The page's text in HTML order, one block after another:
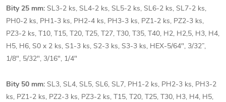
Bity 25 mm: SL3-2 ks, SL4-2 ks, SL5-2 ks, SL6-2 ks, SL7-2 ks,
PH0-2 ks, PH1-3 ks, PH2-4 ks, PH3-3 ks, PZ1-2 ks, PZ2-3 ks,
PZ3-2 ks, T10, T15, T20, T25, T27, T30, T35, T40, H2, H2,5, H3, H4,
H5, H6, S0 x 2 ks, S1-3 ks, S2-3 ks, S3-3 ks, HEX-5/64", 3/32”,
1/8", 5/32", 3/16", 1/4"
Bity 50 mm: SL3, SL4, SL5, SL6, SL7, PH1-2 ks, PH2-3 ks, PH3-2
ks, PZ1-2 ks, PZ2-3 ks, PZ3-2 ks, T15, T20, T25, T30, H3, H4, H5,